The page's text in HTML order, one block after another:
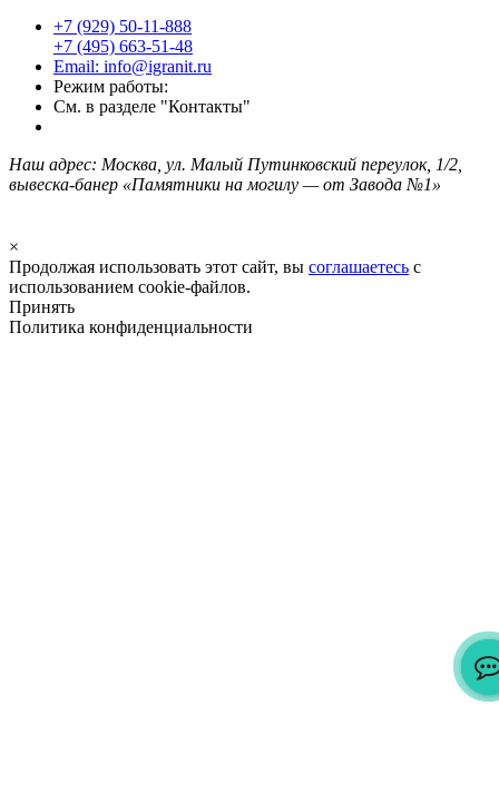
+7 (929) 50-11-888
+7 (495) 663-51-48
Email: info@igranit.ru
Режим работы:
См. в разделе "Контакты"
Наш адрес: Москва, ул. Малый Путинковский переулок, 1/2,
вывеска-банер «Памятники на могилу — от Завода №1»
×
Продолжая использовать этот сайт, вы соглашаетесь с
использованием cookie-файлов.
Принять
Политика конфиденциальности